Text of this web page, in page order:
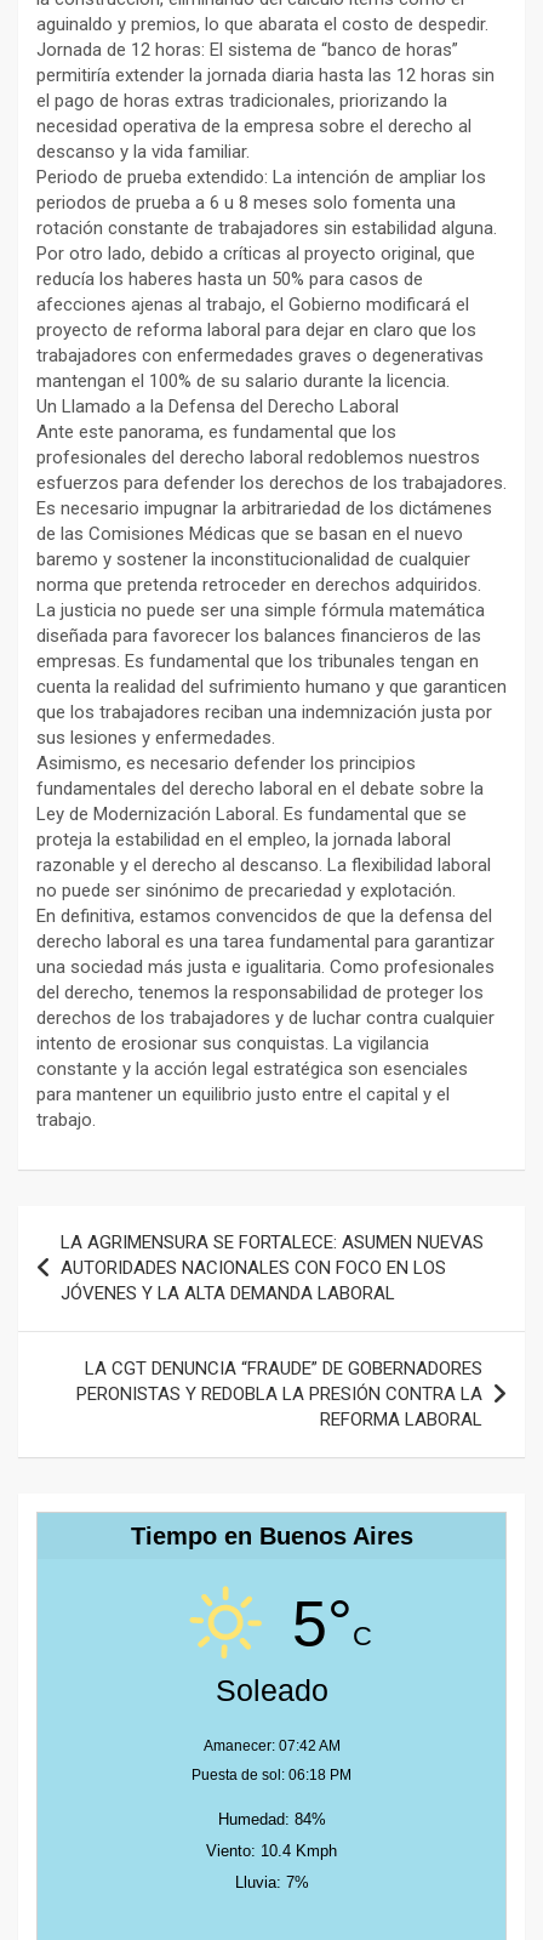
aguinaldo y premios, lo que abarata el costo de despedir.
Jornada de 12 horas: El sistema de “banco de horas”
permitiría extender la jornada diaria hasta las 12 horas sin
el pago de horas extras tradicionales, priorizando la
necesidad operativa de la empresa sobre el derecho al
descanso y la vida familiar.
Periodo de prueba extendido: La intención de ampliar los
periodos de prueba a 6 u 8 meses solo fomenta una
rotación constante de trabajadores sin estabilidad alguna.
Por otro lado, debido a críticas al proyecto original, que
reducía los haberes hasta un 50% para casos de
afecciones ajenas al trabajo, el Gobierno modificará el
proyecto de reforma laboral para dejar en claro que los
trabajadores con enfermedades graves o degenerativas
mantengan el 100% de su salario durante la licencia.
Un Llamado a la Defensa del Derecho Laboral
Ante este panorama, es fundamental que los
profesionales del derecho laboral redoblemos nuestros
esfuerzos para defender los derechos de los trabajadores.
Es necesario impugnar la arbitrariedad de los dictámenes
de las Comisiones Médicas que se basan en el nuevo
baremo y sostener la inconstitucionalidad de cualquier
norma que pretenda retroceder en derechos adquiridos.
La justicia no puede ser una simple fórmula matemática
diseñada para favorecer los balances financieros de las
empresas. Es fundamental que los tribunales tengan en
cuenta la realidad del sufrimiento humano y que garanticen
que los trabajadores reciban una indemnización justa por
sus lesiones y enfermedades.
Asimismo, es necesario defender los principios
fundamentales del derecho laboral en el debate sobre la
Ley de Modernización Laboral. Es fundamental que se
proteja la estabilidad en el empleo, la jornada laboral
razonable y el derecho al descanso. La flexibilidad laboral
no puede ser sinónimo de precariedad y explotación.
En definitiva, estamos convencidos de que la defensa del
derecho laboral es una tarea fundamental para garantizar
una sociedad más justa e igualitaria. Como profesionales
del derecho, tenemos la responsabilidad de proteger los
derechos de los trabajadores y de luchar contra cualquier
intento de erosionar sus conquistas. La vigilancia
constante y la acción legal estratégica son esenciales
para mantener un equilibrio justo entre el capital y el
trabajo.
de
entradas
LA AGRIMENSURA SE FORTALECE: ASUMEN NUEVAS
AUTORIDADES NACIONALES CON FOCO EN LOS
JÓVENES Y LA ALTA DEMANDA LABORAL
LA CGT DENUNCIA “FRAUDE” DE GOBERNADORES
PERONISTAS Y REDOBLA LA PRESIÓN CONTRA LA
REFORMA LABORAL
Tiempo en Buenos Aires
5°C
Soleado
Amanecer: 07:42 AM
Puesta de sol: 06:18 PM
Humedad: 84%
Viento: 10.4 Kmph
Lluvia: 7%